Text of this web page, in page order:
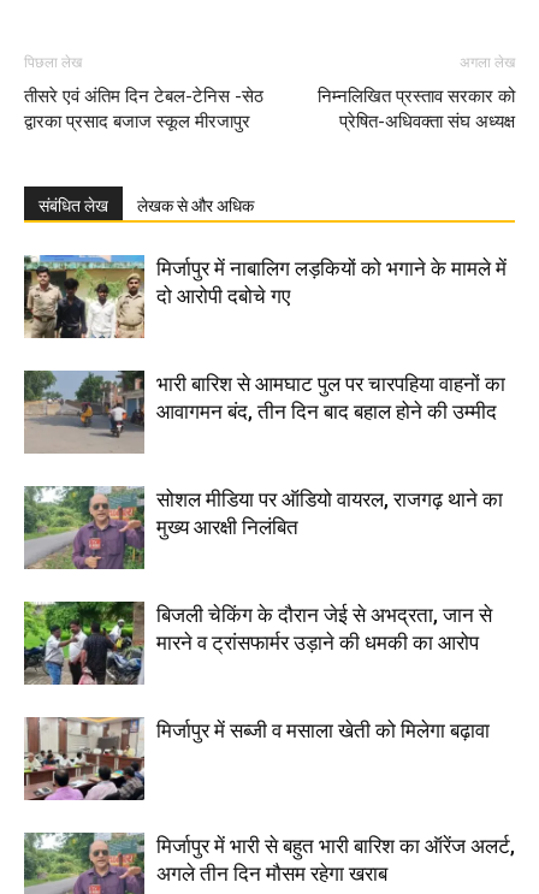
पिछला लेख
तीसरे एवं अंतिम दिन टेबल-टेनिस -सेठ
द्वारका प्रसाद बजाज स्कूल मीरजापुर
अगला लेख
निम्नलिखित प्रस्ताव सरकार को
प्रेषित-अधिवक्ता संघ अध्यक्ष
संबंधित लेख लेखक से और अधिक
मिर्जापुर में नाबालिग लड़कियों को भगाने के मामले में
दो आरोपी दबोचे गए
भारी बारिश से आमघाट पुल पर चारपहिया वाहनों का
आवागमन बंद, तीन दिन बाद बहाल होने की उम्मीद
सोशल मीडिया पर ऑडियो वायरल, राजगढ़ थाने का
मुख्य आरक्षी निलंबित
बिजली चेकिंग के दौरान जेई से अभद्रता, जान से
मारने व ट्रांसफार्मर उड़ाने की धमकी का आरोप
मिर्जापुर में सब्जी व मसाला खेती को मिलेगा बढ़ावा
मिर्जापुर में भारी से बहुत भारी बारिश का ऑरेंज अलर्ट,
अगले तीन दिन मौसम रहेगा खराब